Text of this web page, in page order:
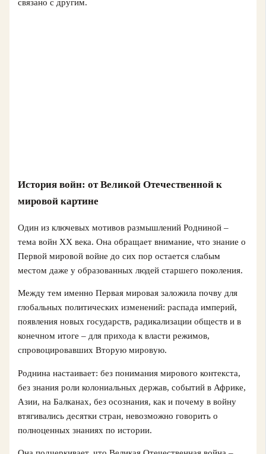
связано с другим.
История войн: от Великой Отечественной к
мировой картине
Один из ключевых мотивов размышлений Родниной –
тема войн ХХ века. Она обращает внимание, что знание о
Первой мировой войне до сих пор остается слабым
местом даже у образованных людей старшего поколения.
Между тем именно Первая мировая заложила почву для
глобальных политических изменений: распада империй,
появления новых государств, радикализации обществ и в
конечном итоге – для прихода к власти режимов,
спровоцировавших Вторую мировую.
Роднина настаивает: без понимания мирового контекста,
без знания роли колониальных держав, событий в Африке,
Азии, на Балканах, без осознания, как и почему в войну
втягивались десятки стран, невозможно говорить о
полноценных знаниях по истории.